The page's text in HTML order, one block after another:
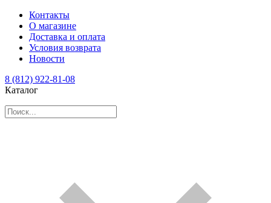
Контакты
О магазине
Доставка и оплата
Условия возврата
Новости
8 (812) 922-81-08
Каталог